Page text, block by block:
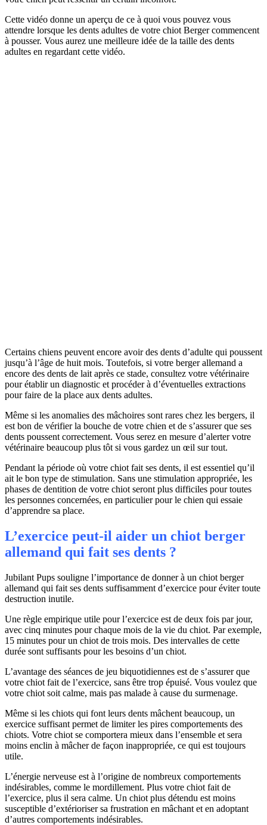
Cette vidéo donne un aperçu de ce à quoi vous pouvez vous
attendre lorsque les dents adultes de votre chiot Berger commencent
à pousser. Vous aurez une meilleure idée de la taille des dents
adultes en regardant cette vidéo.
Certains chiens peuvent encore avoir des dents d’adulte qui poussent
jusqu’à l’âge de huit mois. Toutefois, si votre berger allemand a
encore des dents de lait après ce stade, consultez votre vétérinaire
pour établir un diagnostic et procéder à d’éventuelles extractions
pour faire de la place aux dents adultes.
Même si les anomalies des mâchoires sont rares chez les bergers, il
est bon de vérifier la bouche de votre chien et de s’assurer que ses
dents poussent correctement. Vous serez en mesure d’alerter votre
vétérinaire beaucoup plus tôt si vous gardez un œil sur tout.
Pendant la période où votre chiot fait ses dents, il est essentiel qu’il
ait le bon type de stimulation. Sans une stimulation appropriée, les
phases de dentition de votre chiot seront plus difficiles pour toutes
les personnes concernées, en particulier pour le chien qui essaie
d’apprendre sa place.
L’exercice peut-il aider un chiot berger
allemand qui fait ses dents ?
Jubilant Pups souligne l’importance de donner à un chiot berger
allemand qui fait ses dents suffisamment d’exercice pour éviter toute
destruction inutile.
Une règle empirique utile pour l’exercice est de deux fois par jour,
avec cinq minutes pour chaque mois de la vie du chiot. Par exemple,
15 minutes pour un chiot de trois mois. Des intervalles de cette
durée sont suffisants pour les besoins d’un chiot.
L’avantage des séances de jeu biquotidiennes est de s’assurer que
votre chiot fait de l’exercice, sans être trop épuisé. Vous voulez que
votre chiot soit calme, mais pas malade à cause du surmenage.
Même si les chiots qui font leurs dents mâchent beaucoup, un
exercice suffisant permet de limiter les pires comportements des
chiots. Votre chiot se comportera mieux dans l’ensemble et sera
moins enclin à mâcher de façon inappropriée, ce qui est toujours
utile.
L’énergie nerveuse est à l’origine de nombreux comportements
indésirables, comme le mordillement. Plus votre chiot fait de
l’exercice, plus il sera calme. Un chiot plus détendu est moins
susceptible d’extérioriser sa frustration en mâchant et en adoptant
d’autres comportements indésirables.